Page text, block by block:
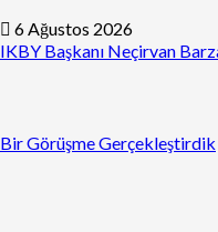
6 Ağustos 2026
IKBY Başkanı Neçirvan
Bir Görüşme Gerçekleştirdik